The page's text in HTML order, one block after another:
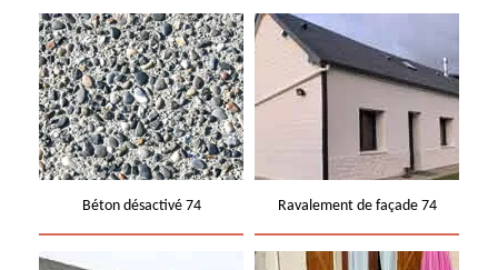
Béton désactivé 74 Ravalement de façade 74